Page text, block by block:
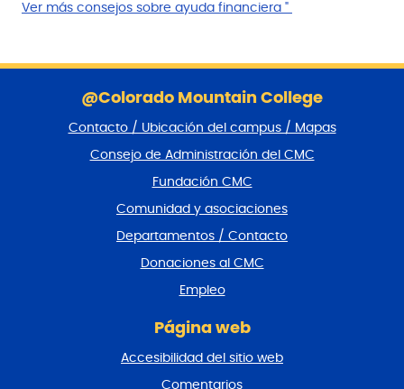
Ver más consejos sobre ayuda financiera "
@Colorado Mountain College
Contacto / Ubicación del campus / Mapas
Consejo de Administración del CMC
Fundación CMC
Comunidad y asociaciones
Departamentos / Contacto
Donaciones al CMC
Empleo
Página web
Accesibilidad del sitio web
Comentarios